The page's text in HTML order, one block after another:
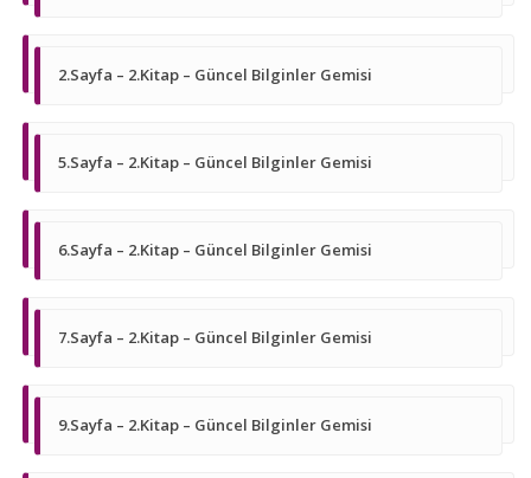
2.Sayfa – 2.Kitap – Güncel Bilginler Gemisi
5.Sayfa – 2.Kitap – Güncel Bilginler Gemisi
6.Sayfa – 2.Kitap – Güncel Bilginler Gemisi
7.Sayfa – 2.Kitap – Güncel Bilginler Gemisi
9.Sayfa – 2.Kitap – Güncel Bilginler Gemisi